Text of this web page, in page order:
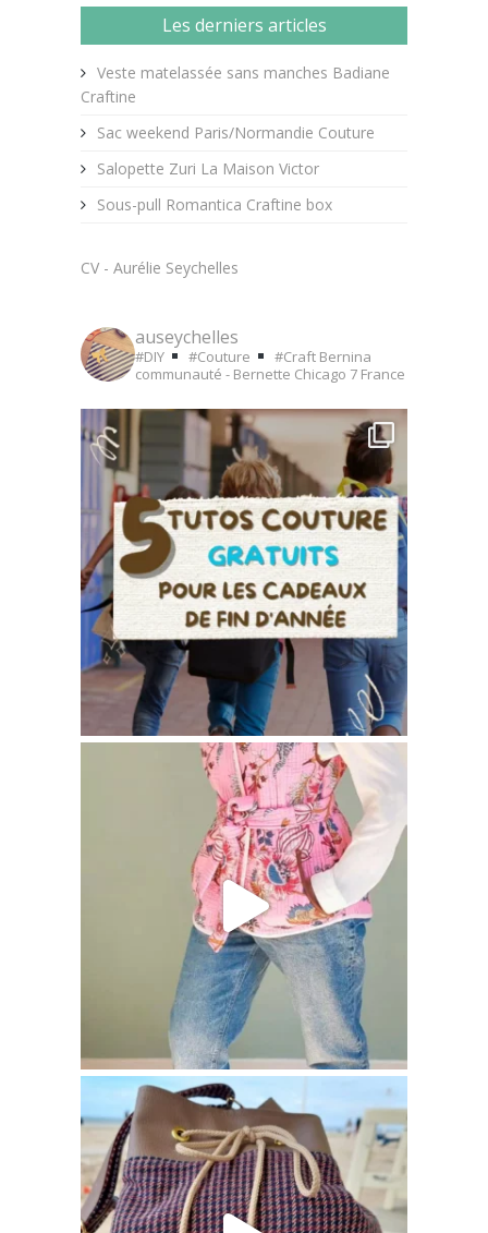
Les derniers articles
Veste matelassée sans manches Badiane
Craftine
Sac weekend Paris/Normandie Couture
Salopette Zuri La Maison Victor
Sous-pull Romantica Craftine box
CV - Aurélie Seychelles
auseychelles
#DIY #Couture #Craft Bernina
communauté - Bernette Chicago 7 France